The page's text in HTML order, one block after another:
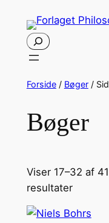
indhold
Søg
Forside/ Bøger/
Bøger
Viser 17–32 af 41
resultater